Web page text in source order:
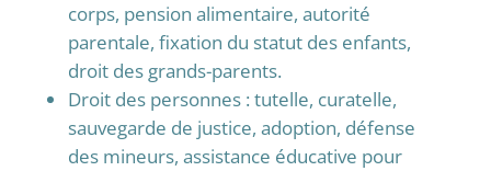
corps, pension alimentaire, autorité
parentale, fixation du statut des enfants,
droit des grands-parents.
Droit des personnes: tutelle, curatelle,
sauvegarde de justice, adoption, défense
des mineurs, assistance éducative pour